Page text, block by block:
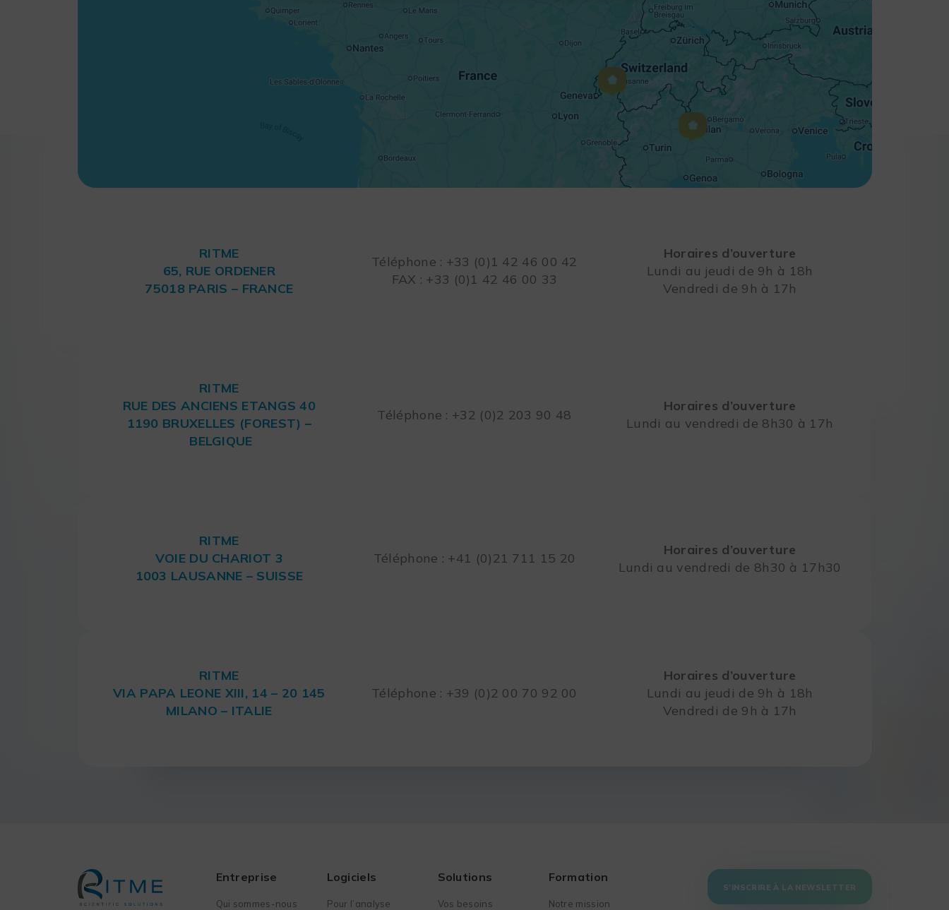
RITME
65, RUE ORDENER
75018 PARIS – FRANCE
Téléphone : +33 (0)1 42 46 00 42
FAX : +33 (0)1 42 46 00 33
Horaires d’ouverture
Lundi au jeudi de 9h à 18h
Vendredi de 9h à 17h
RITME
RUE DES ANCIENS ETANGS 40
1190 BRUXELLES (FOREST) –
BELGIQUE
Téléphone : +32 (0)2 203 90 48
Horaires d’ouverture
Lundi au vendredi de 8h30 à 17h
RITME
VOIE DU CHARIOT 3
1003 LAUSANNE – SUISSE
Téléphone : +41 (0)21 711 15 20
Horaires d’ouverture
Lundi au vendredi de 8h30 à 17h30
RITME
VIA PAPA LEONE XIII, 14 – 20 145
MILANO – ITALIE
Téléphone : +39 (0)2 00 70 92 00
Horaires d’ouverture
Lundi au jeudi de 9h à 18h
Vendredi de 9h à 17h
Entreprise
Qui sommes-nous
Logiciels
Pour l’analyse
Solutions
Vos besoins
Formation
Notre mission
S'INSCRIRE À LA NEWSLETTER